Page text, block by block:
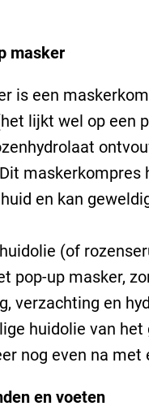
masker
is een
lijkt wel op een
maskerkompres
en kan
(of
pop-up masker,
verzachting en
huidolie van
nog even na
en voeten